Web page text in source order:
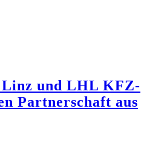
und LHL KFZ-
Partnerschaft aus